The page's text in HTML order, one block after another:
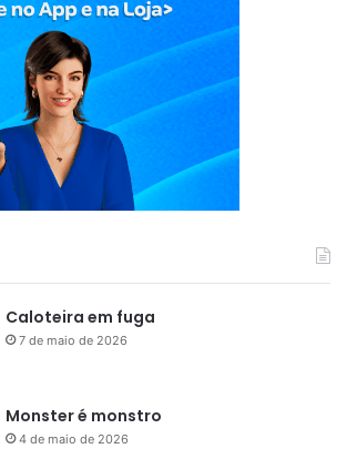
Caloteira em fuga
7 de maio de 2026
Monster é monstro
4 de maio de 2026